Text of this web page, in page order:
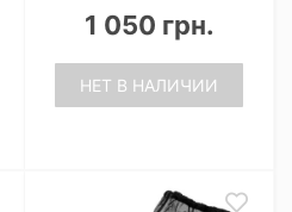
1 050 грн.
НЕТ В НАЛИЧИИ